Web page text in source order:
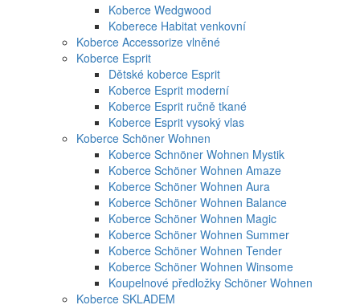
Koberce Wedgwood
Koberece Habitat venkovní
Koberce Accessorize vlněné
Koberce Esprit
Dětské koberce Esprit
Koberce Esprit moderní
Koberce Esprit ručně tkané
Koberce Esprit vysoký vlas
Koberce Schöner Wohnen
Koberce Schnöner Wohnen Mystik
Koberce Schöner Wohnen Amaze
Koberce Schöner Wohnen Aura
Koberce Schöner Wohnen Balance
Koberce Schöner Wohnen Magic
Koberce Schöner Wohnen Summer
Koberce Schöner Wohnen Tender
Koberce Schöner Wohnen Winsome
Koupelnové předložky Schöner Wohnen
Koberce SKLADEM